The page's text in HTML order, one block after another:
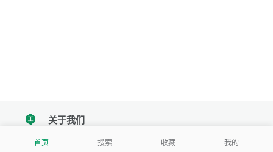
首页 搜索 收藏 我的
tencent关于我们
我们努力把每一个工具做成批量处理的产品